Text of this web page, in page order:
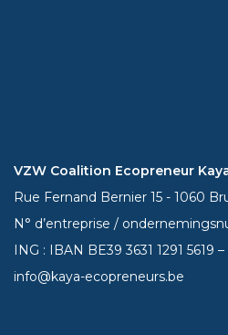
VZW Coalition Ecopreneur
Rue Fernand Bernier 15 - 1060
N° d’entreprise /
ING : IBAN BE393631 1291 5619
info@kaya-ecopreneurs.be